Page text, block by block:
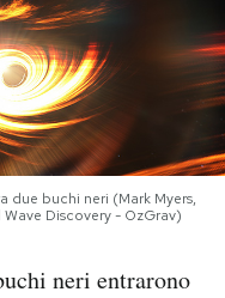
buchi neri (Mark Myers,
Discovery - OzGrav)
neri entrarono